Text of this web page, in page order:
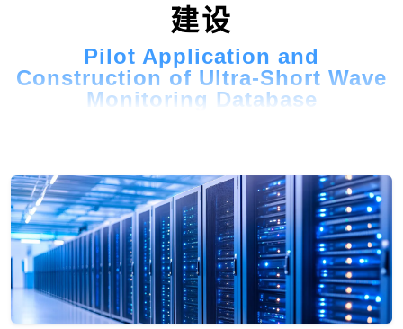
建设
Pilot Application and
Construction of Ultra-Short Wave
Monitoring Database